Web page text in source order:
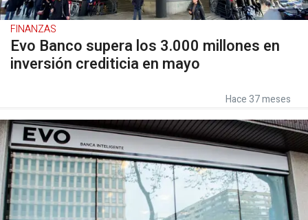
FINANZAS
Evo Banco supera los 3.000 millones en
inversión crediticia en mayo
Hace 37 meses